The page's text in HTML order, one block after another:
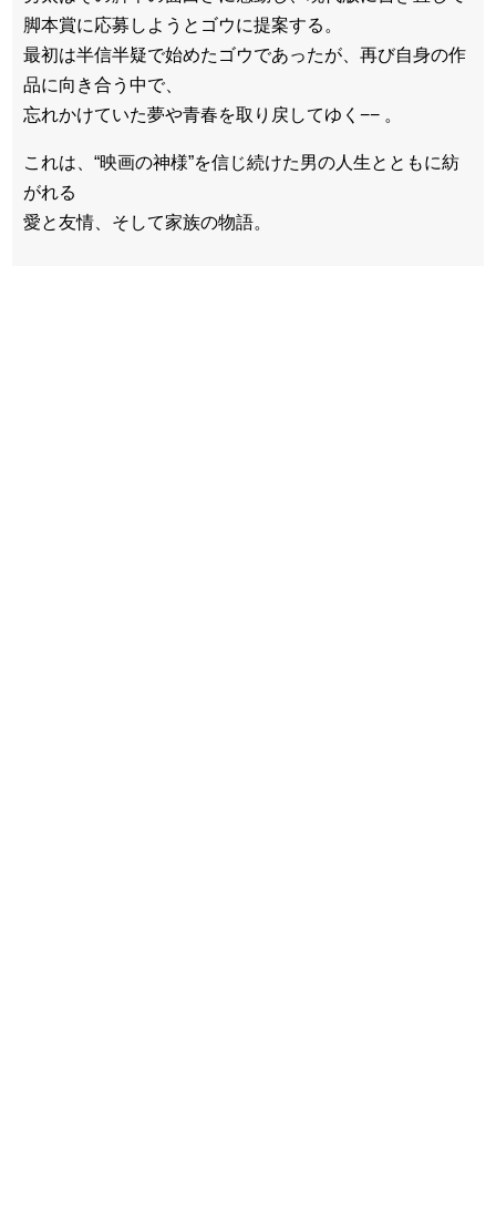
脚本賞に応募しようとゴウに提案する。
最初は半信半疑で始めたゴウであったが、再び自身の作
品に向き合う中で、
忘れかけていた夢や青春を取り戻してゆく−− 。
これは、“映画の神様”を信じ続けた男の人生とともに紡
がれる
愛と友情、そして家族の物語。